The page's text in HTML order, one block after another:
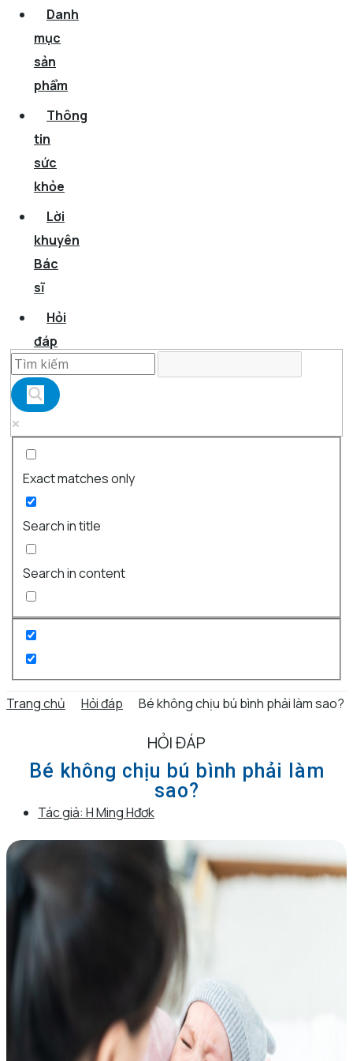
Danh
mục
sản
phẩm
Thông
tin
sức
khỏe
Lời
khuyên
Bác
sĩ
Hỏi
đáp
Exact matches only
Search in title
Search in content
Trang chủ Hỏi đáp Bé không chịu bú bình phải làm sao?
HỎI ĐÁP
Bé không chịu bú bình phải làm
sao?
Tác giả: H Ming Hđơk